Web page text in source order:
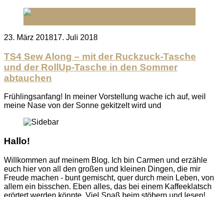
Posted
23. März 201817. Juli 2018
TS4 Sew Along – mit der Ruckzuck-Tasche
und der RollUp-Tasche in den Sommer
abtauchen
Frühlingsanfang! In meiner Vorstellung wache ich auf, weil
meine Nase von der Sonne gekitzelt wird und
Hallo!
Willkommen auf meinem Blog. Ich bin Carmen und erzähle
euch hier von all den großen und kleinen Dingen, die mir
Freude machen - bunt gemischt, quer durch mein Leben, von
allem ein bisschen. Eben alles, das bei einem Kaffeeklatsch
erörtert werden könnte. Viel Spaß beim stöbern und lesen!